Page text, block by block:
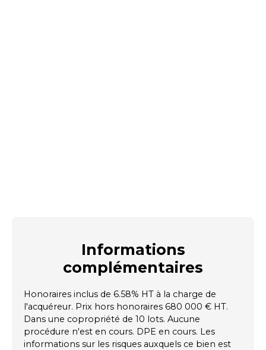
Informations
complémentaires
Honoraires inclus de 6.58% HT à la charge de
l'acquéreur. Prix hors honoraires 680 000 € HT.
Dans une copropriété de 10 lots. Aucune
procédure n'est en cours. DPE en cours. Les
informations sur les risques auxquels ce bien est